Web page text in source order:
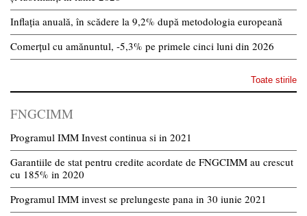
Inflația anuală, în scădere la 9,2% după metodologia europeană
Comerțul cu amănuntul, -5,3% pe primele cinci luni din 2026
Toate stirile
FNGCIMM
Programul IMM Invest continua si in 2021
Garantiile de stat pentru credite acordate de FNGCIMM au crescut
cu 185% in 2020
Programul IMM invest se prelungeste pana in 30 iunie 2021